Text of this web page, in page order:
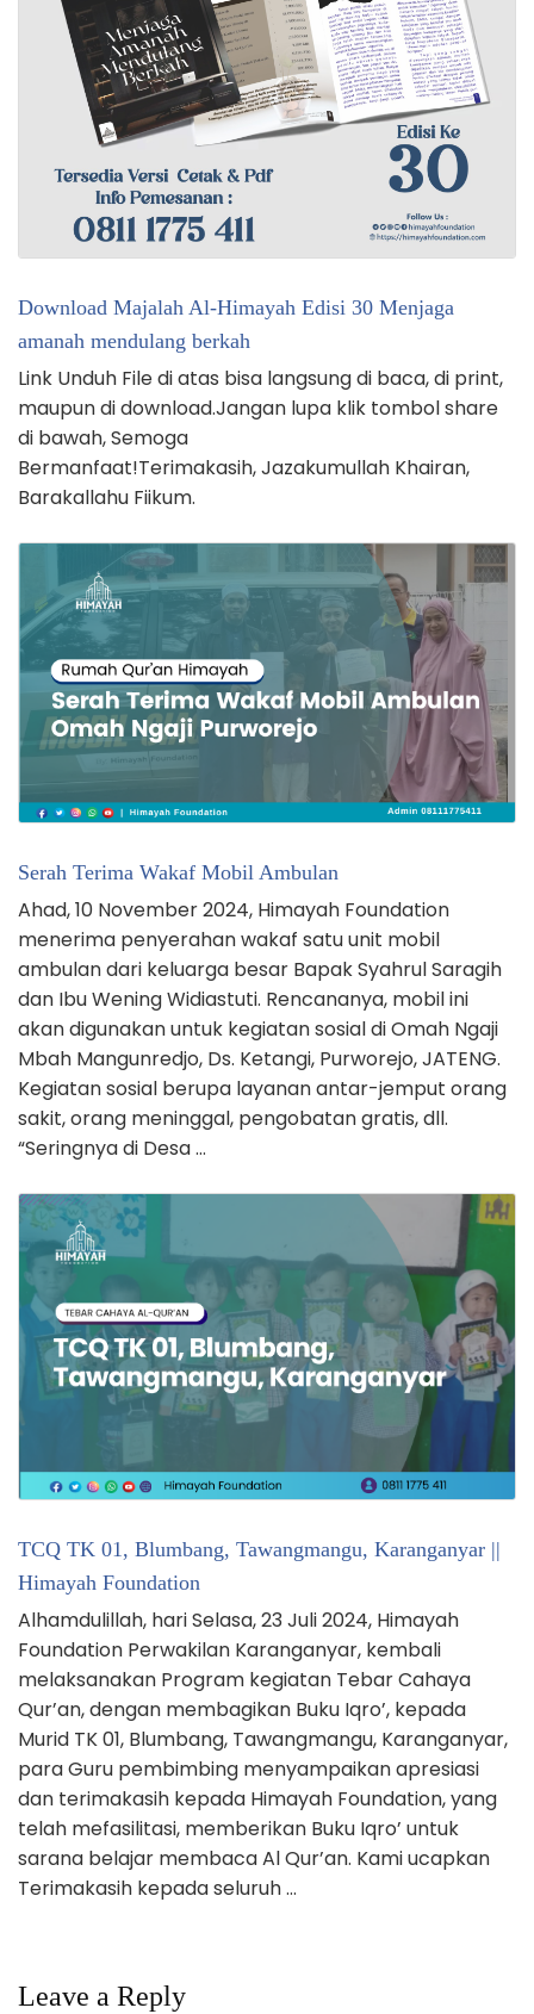
Download Majalah Al-Himayah Edisi 30 Menjaga
amanah mendulang berkah
Link Unduh File di atas bisa langsung di baca, di print,
maupun di download.Jangan lupa klik tombol share
di bawah, Semoga
Bermanfaat!Terimakasih, Jazakumullah Khairan,
Barakallahu Fiikum.
Serah Terima Wakaf Mobil Ambulan
Ahad, 10 November 2024, Himayah Foundation
menerima penyerahan wakaf satu unit mobil
ambulan dari keluarga besar Bapak Syahrul Saragih
dan Ibu Wening Widiastuti. Rencananya, mobil ini
akan digunakan untuk kegiatan sosial di Omah Ngaji
Mbah Mangunredjo, Ds. Ketangi, Purworejo, JATENG.
Kegiatan sosial berupa layanan antar-jemput orang
sakit, orang meninggal, pengobatan gratis, dll.
“Seringnya di Desa …
TCQ TK 01, Blumbang, Tawangmangu, Karanganyar ||
Himayah Foundation
Alhamdulillah, hari Selasa, 23 Juli 2024, Himayah
Foundation Perwakilan Karanganyar, kembali
melaksanakan Program kegiatan Tebar Cahaya
Qur’an, dengan membagikan Buku Iqro’, kepada
Murid TK 01, Blumbang, Tawangmangu, Karanganyar,
para Guru pembimbing menyampaikan apresiasi
dan terimakasih kepada Himayah Foundation, yang
telah mefasilitasi, memberikan Buku Iqro’ untuk
sarana belajar membaca Al Qur’an. Kami ucapkan
Terimakasih kepada seluruh …
Leave a Reply